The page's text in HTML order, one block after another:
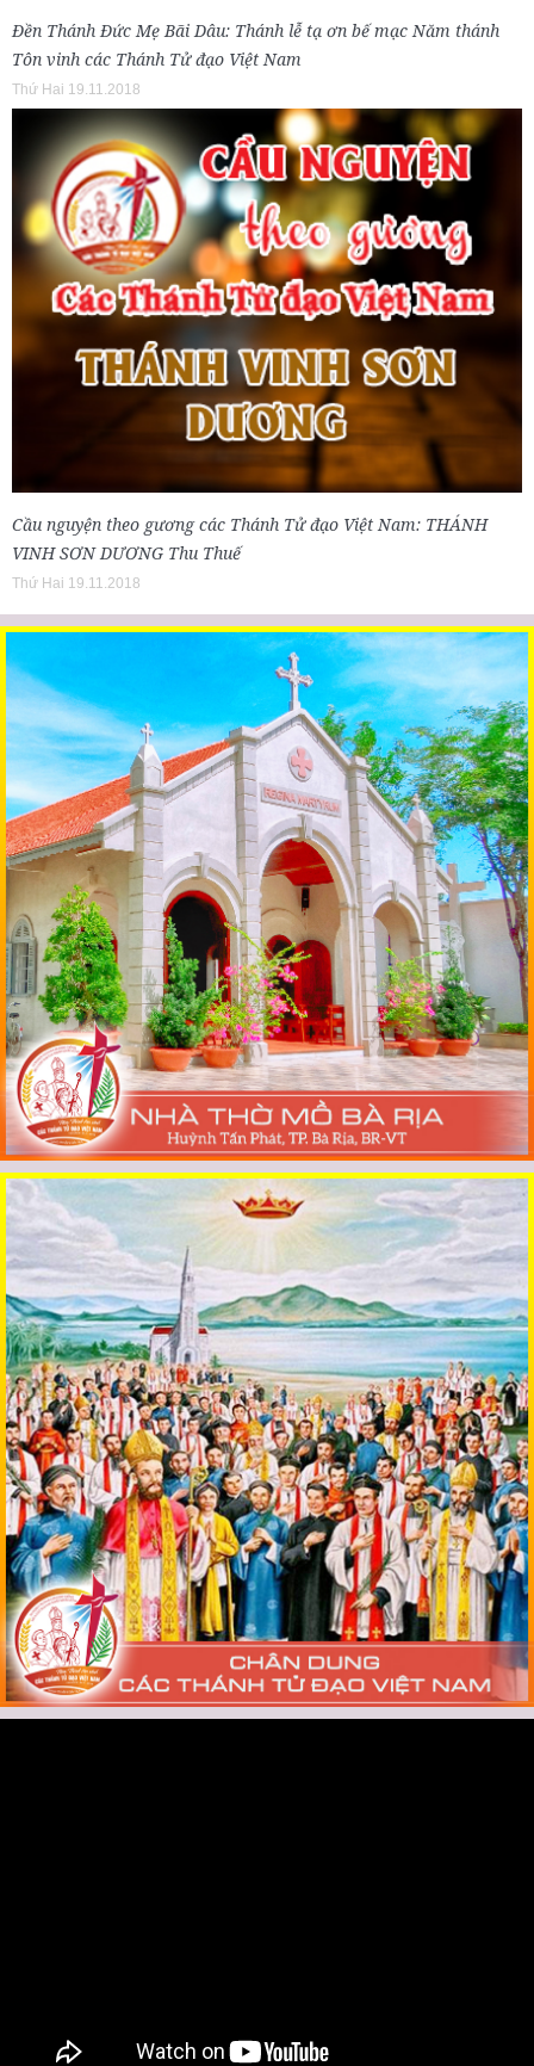
Đền Thánh Đức Mẹ Bãi Dâu: Thánh lễ tạ ơn bế mạc Năm thánh
Tôn vinh các Thánh Tử đạo Việt Nam
Thứ Hai 19.11.2018
Cầu nguyện theo gương các Thánh Tử đạo Việt Nam: THÁNH
VINH SƠN DƯƠNG Thu Thuế
Thứ Hai 19.11.2018